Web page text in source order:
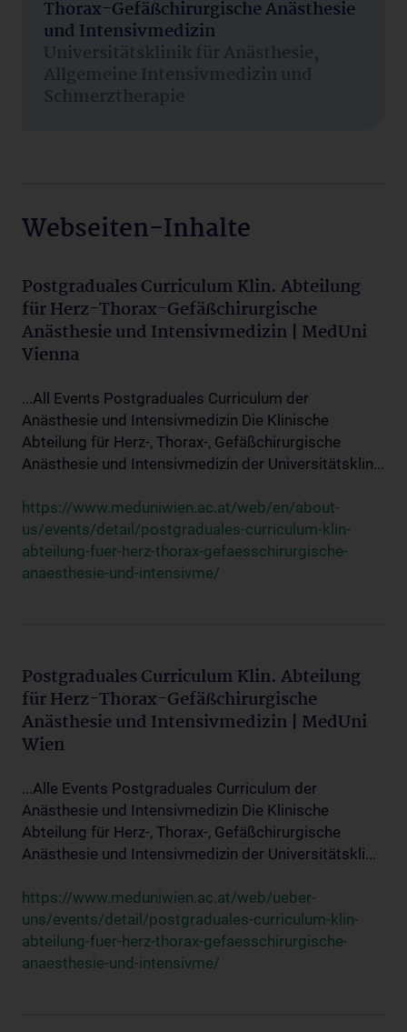
Thorax-Gefäßchirurgische Anästhesie
und Intensivmedizin
Universitätsklinik für Anästhesie,
Allgemeine Intensivmedizin und
Schmerztherapie
Webseiten-Inhalte
Postgraduales Curriculum Klin. Abteilung
für Herz-Thorax-Gefäßchirurgische
Anästhesie und Intensivmedizin | MedUni
Vienna
...All Events Postgraduales Curriculum der
Anästhesie und Intensivmedizin Die Klinische
Abteilung für Herz-, Thorax-, Gefäßchirurgische
Anästhesie und Intensivmedizin der Universitätsklin...
https://www.meduniwien.ac.at/web/en/about-
us/events/detail/postgraduales-curriculum-klin-
abteilung-fuer-herz-thorax-gefaesschirurgische-
anaesthesie-und-intensivme/
Postgraduales Curriculum Klin. Abteilung
für Herz-Thorax-Gefäßchirurgische
Anästhesie und Intensivmedizin | MedUni
Wien
...Alle Events Postgraduales Curriculum der
Anästhesie und Intensivmedizin Die Klinische
Abteilung für Herz-, Thorax-, Gefäßchirurgische
Anästhesie und Intensivmedizin der Universitätskli...
https://www.meduniwien.ac.at/web/ueber-
uns/events/detail/postgraduales-curriculum-klin-
abteilung-fuer-herz-thorax-gefaesschirurgische-
anaesthesie-und-intensivme/